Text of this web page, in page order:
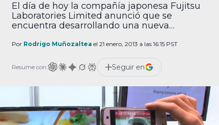
El día de hoy la compañía japonesa Fujitsu
Laboratories Limited anunció que se
encuentra desarrollando una nueva
archivos entre cualquier televisor y un
innovadora tecnología abre las puertas a
nuevas formas de transferir archivos, ya que
no es tan invasiva […]
Por Rodrigo Muñozaltea el 21 enero, 2013 a las 16:15 PST
Resume con: Seguir en